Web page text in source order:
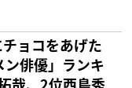
ョコをあげた
俳優」ランキ